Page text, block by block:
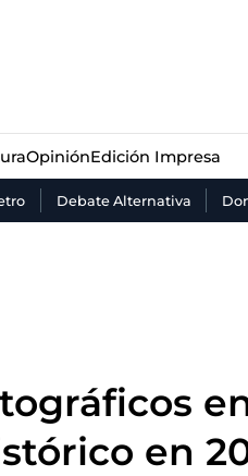
OpiniónEdición Impresa
Debate Alternativa
en